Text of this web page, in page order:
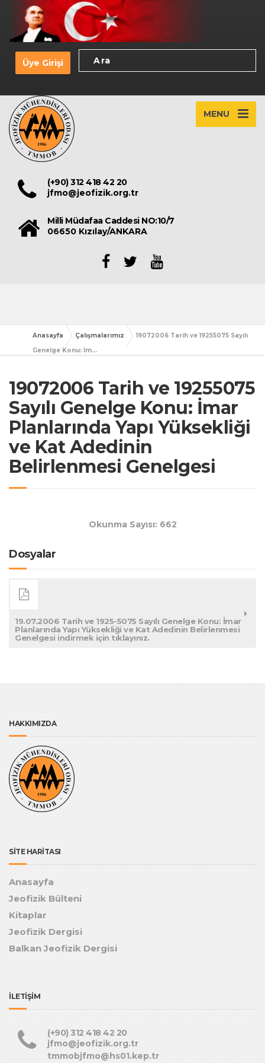
Üye Girişi
MENU
(+90) 312 418 42 20
jfmo@jeofizik.org.tr
Milli Müdafaa Caddesi NO:10/7
06650 Kızılay/ANKARA
Anasayfa Çalışmalarımız
19072006 Tarih ve 19255075 Sayılı
Genelge Konu: İm...
19072006 Tarih ve 19255075
Sayılı Genelge Konu: İmar
Planlarında Yapı Yüksekliği
ve Kat Adedinin
Belirlenmesi Genelgesi
Okunma Sayısı: 662
Dosyalar
19.07.2006 Tarih ve 1925-5075 Sayılı Genelge Konu: İmar
Planlarında Yapı Yüksekliği ve Kat Adedinin Belirlenmesi
Genelgesi indirmek için tıklayınız.
HAKKIMIZDA
SİTE HARİTASI
Anasayfa
Jeofizik Bülteni
Kitaplar
Jeofizik Dergisi
Balkan Jeofizik Dergisi
İLETİŞİM
(+90) 312 418 42 20
jfmo@jeofizik.org.tr
tmmobjfmo@hs01.kep.tr